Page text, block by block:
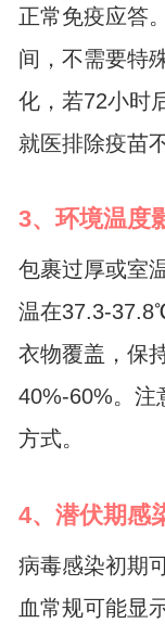
正常免疫应答
间，不需要特
化，若72小时
就医排除疫苗
3、环境温度
包裹过厚或室
温在37.3-
衣物覆盖，保
40%-60%。注
方式。
4、潜伏期感
病毒感染初期
血常规可能显